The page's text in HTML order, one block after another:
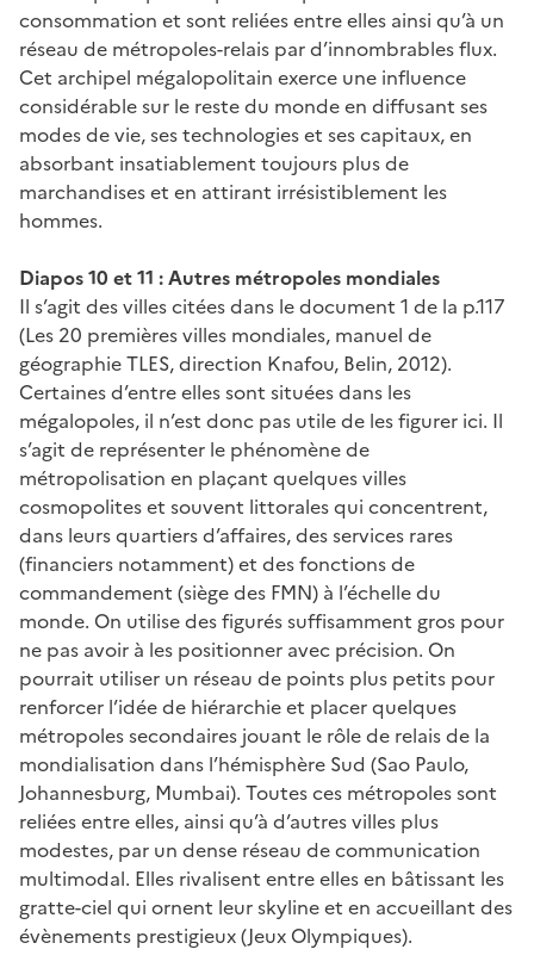
consommation et sont reliées entre elles ainsi qu’à un
réseau de métropoles-relais par d’innombrables flux.
Cet archipel mégalopolitain exerce une influence
considérable sur le reste du monde en diffusant ses
modes de vie, ses technologies et ses capitaux, en
absorbant insatiablement toujours plus de
marchandises et en attirant irrésistiblement les
hommes.
Diapos 10 et 11 : Autres métropoles mondiales
Il s’agit des villes citées dans le document 1 de la p.117
(Les 20 premières villes mondiales, manuel de
géographie TLES, direction Knafou, Belin, 2012).
Certaines d’entre elles sont situées dans les
mégalopoles, il n’est donc pas utile de les figurer ici. Il
s’agit de représenter le phénomène de
métropolisation en plaçant quelques villes
cosmopolites et souvent littorales qui concentrent,
dans leurs quartiers d’affaires, des services rares
(financiers notamment) et des fonctions de
commandement (siège des FMN) à l’échelle du
monde. On utilise des figurés suffisamment gros pour
ne pas avoir à les positionner avec précision. On
pourrait utiliser un réseau de points plus petits pour
renforcer l’idée de hiérarchie et placer quelques
métropoles secondaires jouant le rôle de relais de la
mondialisation dans l’hémisphère Sud (Sao Paulo,
Johannesburg, Mumbai). Toutes ces métropoles sont
reliées entre elles, ainsi qu’à d’autres villes plus
modestes, par un dense réseau de communication
multimodal. Elles rivalisent entre elles en bâtissant les
gratte-ciel qui ornent leur skyline et en accueillant des
évènements prestigieux (Jeux Olympiques).